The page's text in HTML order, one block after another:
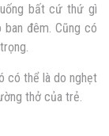
bất cứ thứ gì
đêm. Cũng có
có thể là do nghẹt
thở của trẻ.